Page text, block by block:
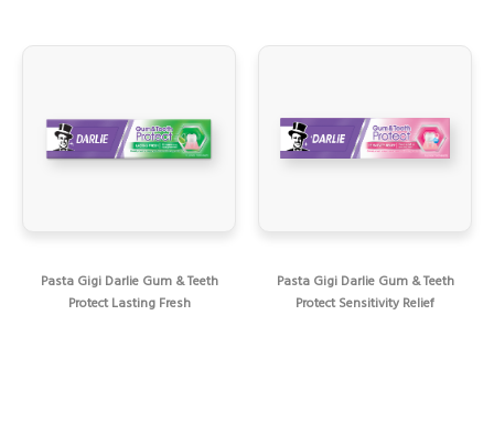
Pasta Gigi Darlie Gum & Teeth
Protect Lasting Fresh
Pasta Gigi Darlie Gum & Teeth
Protect Sensitivity Relief